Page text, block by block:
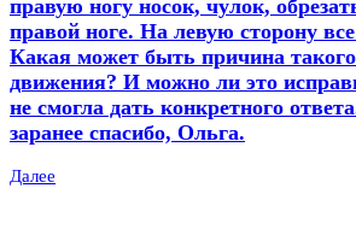
правую ногу носок, чулок,
правой ноге. На левую сторону
Какая может быть причина
движения? И можно ли это
не смогла дать конкретного
заранее спасибо, Ольга.
Далее